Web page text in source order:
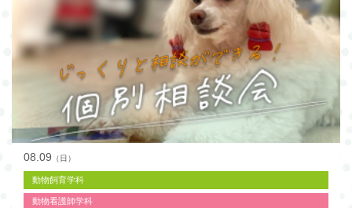
08.09 （日）
動物飼育学科
動物看護師学科